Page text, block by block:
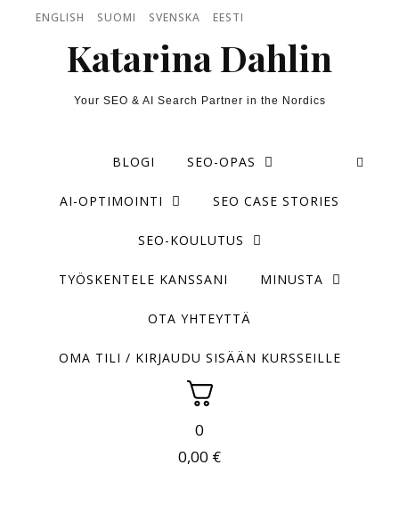
Skip to content
ENGLISH SUOMI SVENSKA EESTI
Katarina Dahlin
Your SEO & AI Search Partner in the Nordics
BLOGI SEO-OPAS
AI-OPTIMOINTI SEO CASE STORIES
SEO-KOULUTUS
TYÖSKENTELE KANSSANI MINUSTA
OTA YHTEYTTÄ
OMA TILI / KIRJAUDU SISÄÄN KURSSEILLE
0
0,00 €